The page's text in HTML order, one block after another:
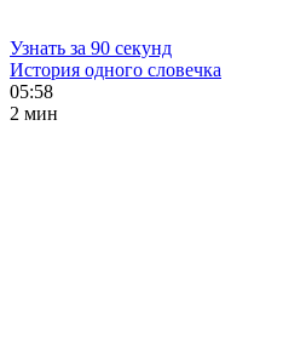
Узнать за 90 секунд
История одного словечка
05:58
2 мин